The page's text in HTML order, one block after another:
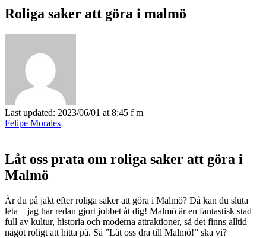
Roliga saker att göra i malmö
Last updated: 2023/06/01 at 8:45 f m
Felipe Morales
Låt oss prata om roliga saker att göra i
Malmö
Är du på jakt efter roliga saker att göra i Malmö? Då kan du sluta
leta – jag har redan gjort jobbet åt dig! Malmö är en fantastisk stad
full av kultur, historia och moderna attraktioner, så det finns alltid
något roligt att hitta på. Så ”Låt oss dra till Malmö!” ska vi?